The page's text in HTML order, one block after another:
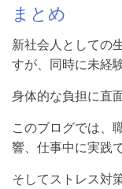
まとめ
新社会人としての
すが、同時に未経
身体的な負担に直
このブログでは、
響、仕事中に実践
そしてストレス対